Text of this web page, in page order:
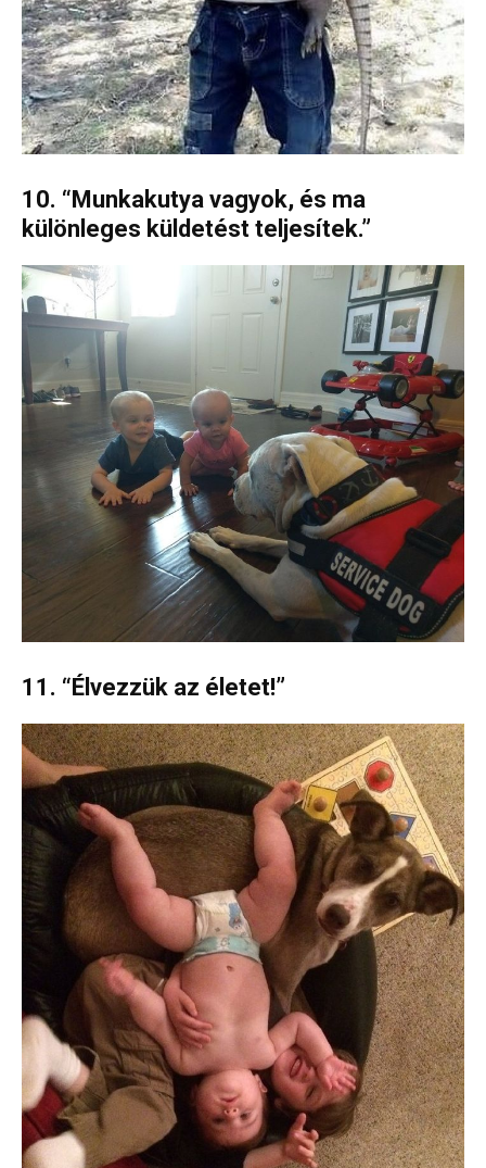
10. “Munkakutya vagyok, és ma
különleges küldetést teljesítek.”
11. “Élvezzük az életet!”